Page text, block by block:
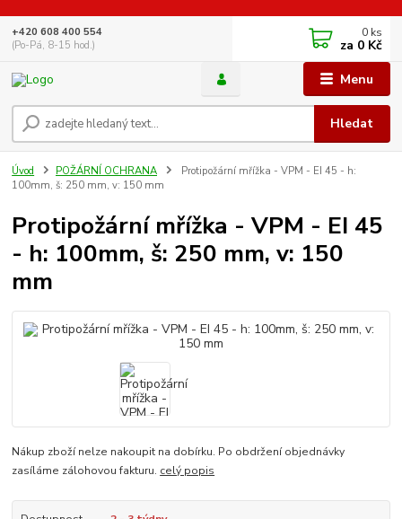
Menu
Hledat
+420 608 400 554
(Po-Pá, 8-15 hod.)
0 ks
za 0 Kč
Úvod POŽÁRNÍ OCHRANA
Protipožární mřížka - VPM - EI 45 - h:
100mm, š: 250 mm, v: 150 mm
Protipožární mřížka - VPM - EI 45
- h: 100mm, š: 250 mm, v: 150
mm
Nákup zboží nelze nakoupit na dobírku. Po obdržení objednávky
zasíláme zálohovou fakturu. celý popis